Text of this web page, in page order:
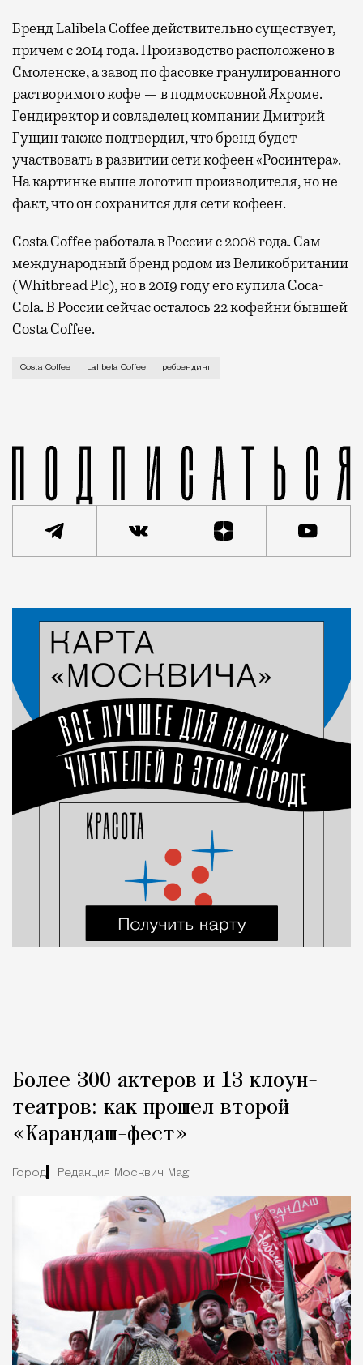
Бренд Lalibela Coffee действительно существует,
причем с 2014 года. Производство расположено в
Смоленске, а завод по фасовке гранулированного
растворимого кофе — в подмосковной Яхроме.
Гендиректор и совладелец компании Дмитрий
Гущин также подтвердил, что бренд будет
участвовать в развитии сети кофеен «Росинтера».
На картинке выше логотип производителя, но не
факт, что он сохранится для сети кофеен.
Costa Coffee работала в России с 2008 года. Сам
международный бренд родом из Великобритании
(Whitbread Plc), но в 2019 году его купила Coca-
Cola. В России сейчас осталось 22 кофейни бывшей
Costa Coffee.
До того как Costa Coffee ушла из России, она
Costa Coffee Lalibela Coffee ребрендинг
Статья
Город
Николай Спиридонов
Более 300 актеров и 13 клоун-
театров: как прошел второй
«Карандаш-фест»
Город Редакция Москвич Mag